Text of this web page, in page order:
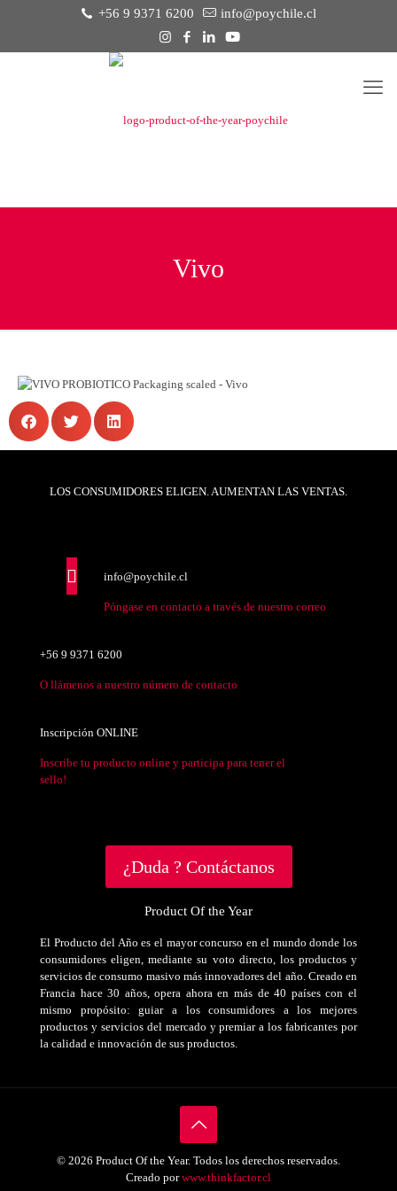
+56 9 9371 6200 info@poychile.cl
Vivo
LOS CONSUMIDORES ELIGEN. AUMENTAN LAS VENTAS.
info@poychile.cl
Póngase en contacto a través de nuestro correo
+56 9 9371 6200
O llámenos a nuestro número de contacto
Inscripción ONLINE
Inscribe tu producto online y participa para tener el
sello!
¿Duda ? Contáctanos
Product Of the Year
El Producto del Año es el mayor concurso en el mundo donde los
consumidores eligen, mediante su voto directo, los productos y
servicios de consumo masivo más innovadores del año. Creado en
Francia hace 30 años, opera ahora en más de 40 países con el
mismo propósito: guiar a los consumidores a los mejores
productos y servicios del mercado y premiar a los fabricantes por
la calidad e innovación de sus productos.
© 2026 Product Of the Year. Todos los derechos reservados.
Creado porwww.thinkfactor.cl